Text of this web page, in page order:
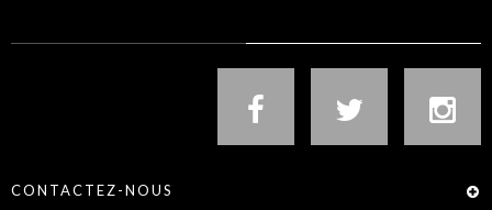
CONTACTEZ-NOUS